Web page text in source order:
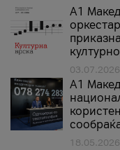
А1
03.07.2026
A1
18.05.2026